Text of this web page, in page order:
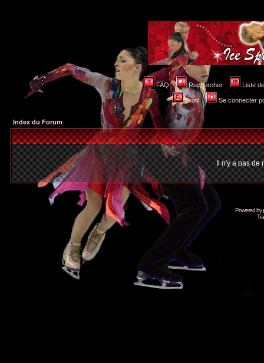
FAQ Rechercher Liste
Profil Se connecter
Index du Forum
Il n'y a pas de
Powered by